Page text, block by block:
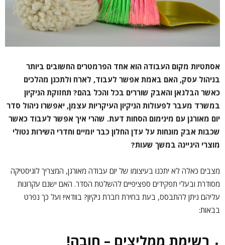
אסתטיות מקום העבודה הוא אחד הפרמטרים החשובים ביותר
בניהול עסק, האם באמת אפשר לעבוד, לארח ולתכנן מהלכים
כאשר הבלגאן והאבק שוררים בכל והכל בהם? תחזוקת הניקיון
במשרד מעבר לפעולות הניקיון העיקריות עצמן, יאפשרו ניהול סדר
יום מאורגן עם מינימום הסחות דעת. שהרי איך אפשר לעבוד כאשר
שכבות אבק מונחות על עדן החלון כבר יומיים וחדרי השירות נטולי
מוצרי היגיינה במשך שעות?
מצבים כאלה לא יתכנו בעיצומו של יום עבודה מאורגן, המצריך לוגיסטיקה
מסודרת ובעלי תפקידים ספציפיים להשלטת הסדר. האם ישנם עקרונות
עליהם ניתן להתבסס, בעת בחירת חברת ניקיון? בוודאי! ועל כך נפרט
בבאות:
רשימת ממליצים – חובה!